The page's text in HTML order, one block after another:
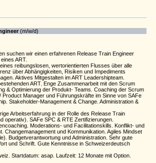
(m/w/d)
suchen wir einen erfahrenen Release Train Engineer
ART.
reibungslosen, wertorientierten Flusses über alle
über Abhängigkeiten, Risiken und Impediments
Aktives Mitgestalten im ART Leadershipteam.
ART. Enge Zusammenarbeit mit den Scrum
& Optimierung der Produkt- Teams. Coaching der Scrum
Product Manager und Führungskräfte im Sinne von SAFe
Stakeholder-Management & Change. Administration &
Arbeitserfahrung in der Rolle des Release Train
operativ). SAFe SPC & RTE Zertifizierungen.
Moderations- und Facilitationskills. Konflikt- und
Changemanagement und Kommunikation. Agiles Mindset
Budgetverantwortung und Administration. Sehr gute
und Schrift. Gute Kenntnisse in Schweizerdeutsch
Startdatum: asap. Laufzeit: 12 Monate mit Option.